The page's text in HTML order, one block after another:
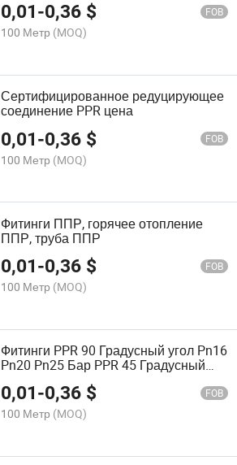
0,01-0,36 $ FOB
100 Метр (MOQ)
Сертифицированное редуцирующее
соединение PPR цена
0,01-0,36 $ FOB
100 Метр (MOQ)
Фитинги ППР, горячее отопление
ППР, труба ППР
0,01-0,36 $ FOB
100 Метр (MOQ)
Фитинги PPR 90 Градусный угол Pn16
Pn20 Pn25 Бар PPR 45 Градусный
угол для горячей воды
Трубопроводные материалы
Фитинги для труб PPR
0,01-0,36 $ FOB
100 Метр (MOQ)